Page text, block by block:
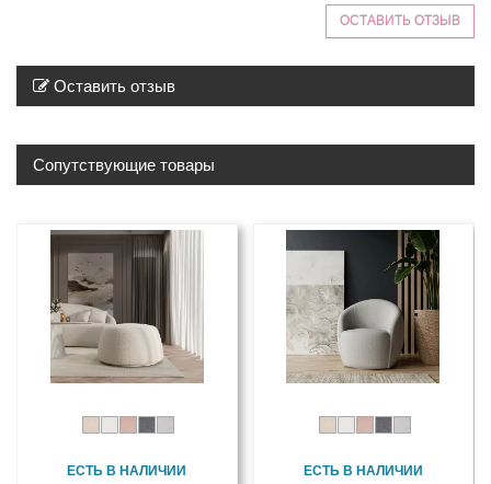
ОСТАВИТЬ ОТЗЫВ
Оставить отзыв
Сопутствующие товары
ЕСТЬ В НАЛИЧИИ ЕСТЬ В НАЛИЧИИ